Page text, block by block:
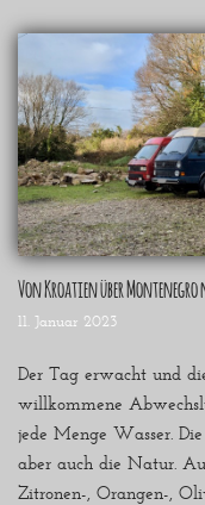
Von Kroatien über Montenegro
11. Januar 2023
Der Tag erwacht und
willkommene
jede Menge Wasser.
aber auch die Natur.
Zitronen-, Orangen-,